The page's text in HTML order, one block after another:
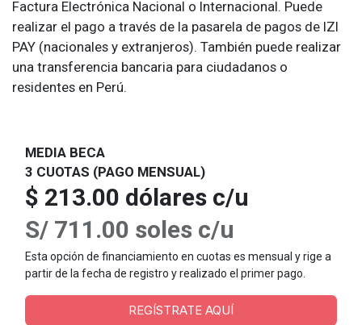
Factura Electrónica Nacional o Internacional. Puede
realizar el pago a través de la pasarela de pagos de IZI
PAY (nacionales y extranjeros). También puede realizar
una transferencia bancaria para ciudadanos o
residentes en Perú.
MEDIA BECA
3 CUOTAS (PAGO MENSUAL)
$ 213.00 dólares c/u
S/ 711.00 soles c/u
Esta opción de financiamiento en cuotas es mensual y rige a
partir de la fecha de registro y realizado el primer pago.
REGÍSTRATE AQUÍ